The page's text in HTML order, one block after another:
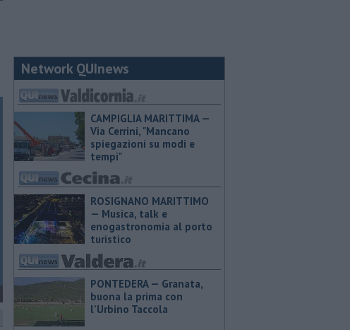
Network QUInews
CAMPIGLIA MARITTIMA —
Via Cerrini, "Mancano
spiegazioni su modi e
tempi"
ROSIGNANO MARITTIMO
— Musica, talk e
enogastronomia al porto
turistico
PONTEDERA — ​Granata,
buona la prima con
l’Urbino Taccola